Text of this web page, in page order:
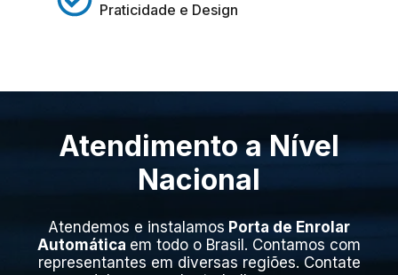
Praticidade e Design
Atendimento a Nível
Nacional
Atendemos e instalamos Porta de Enrolar
Automática em todo o Brasil. Contamos com
representantes em diversas regiões. Contate